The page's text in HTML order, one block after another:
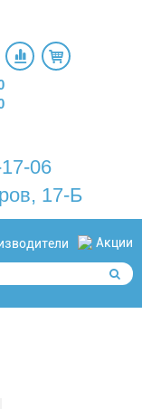
06
17-Б
Акции